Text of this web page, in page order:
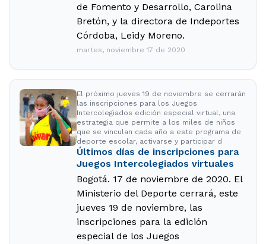
de Fomento y Desarrollo, Carolina
Bretón, y la directora de Indeportes
Córdoba, Leidy Moreno.
martes, noviembre 17 de 2020
El próximo jueves 19 de noviembre se cerrarán
las inscripciones para los Juegos
Intercolegiados edición especial virtual, una
estrategia que permite a los miles de niños
que se vinculan cada año a este programa de
deporte escolar, activarse y participar d
Últimos días de inscripciones para
Juegos Intercolegiados virtuales
Bogotá. 17 de noviembre de 2020. El
Ministerio del Deporte cerrará, este
jueves 19 de noviembre, las
inscripciones para la edición
especial de los Juegos